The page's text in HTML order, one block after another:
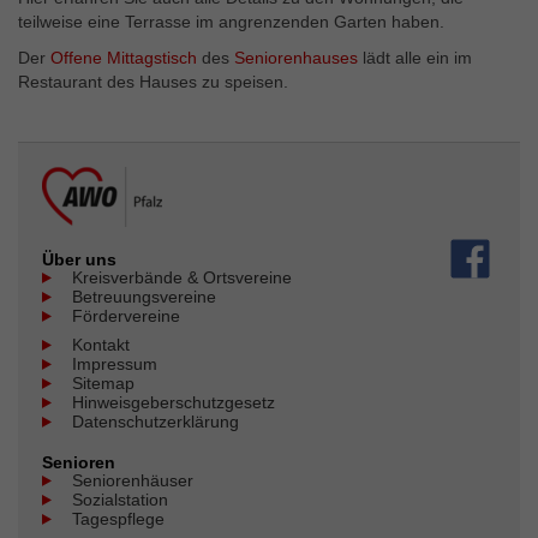
teilweise eine Terrasse im angrenzenden Garten haben.
Der Offene Mittagstisch des Seniorenhauses lädt alle ein im
Restaurant des Hauses zu speisen.
Über uns
Kreisverbände & Ortsvereine
Betreuungsvereine
Fördervereine
Kontakt
Impressum
Sitemap
Hinweisgeberschutzgesetz
Datenschutzerklärung
Senioren
Seniorenhäuser
Sozialstation
Tagespflege
Externe Inhalte
Wir verwenden auf unserer Website externe Inhalte, um
Ihnen zusätzliche Informationen anzubieten.